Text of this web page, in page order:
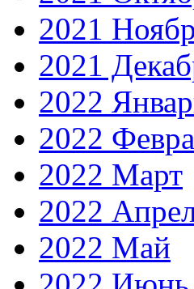
2021
2021
2022
2022
2022 Март
2022
2022 Май